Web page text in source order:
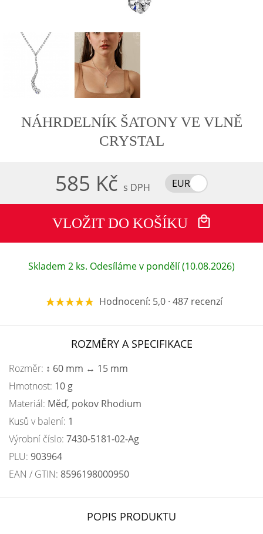
NÁHRDELNÍK ŠATONY VE VLNĚ
CRYSTAL
585 Kč s DPH EUR
VLOŽIT DO KOŠÍKU
Skladem 2 ks. Odesíláme v pondělí (10.08.2026)
Hodnocení: 5,0 · 487 recenzí
ROZMĚRY A SPECIFIKACE
Rozměr: ↕ 60 mm ↔ 15 mm
Hmotnost: 10 g
Materiál: Měď, pokov Rhodium
Kusů v balení: 1
Výrobní číslo: 7430-5181-02-Ag
PLU: 903964
EAN / GTIN: 8596198000950
POPIS PRODUKTU